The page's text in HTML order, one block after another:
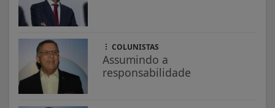
COLUNISTAS
Assumindo a
responsabilidade